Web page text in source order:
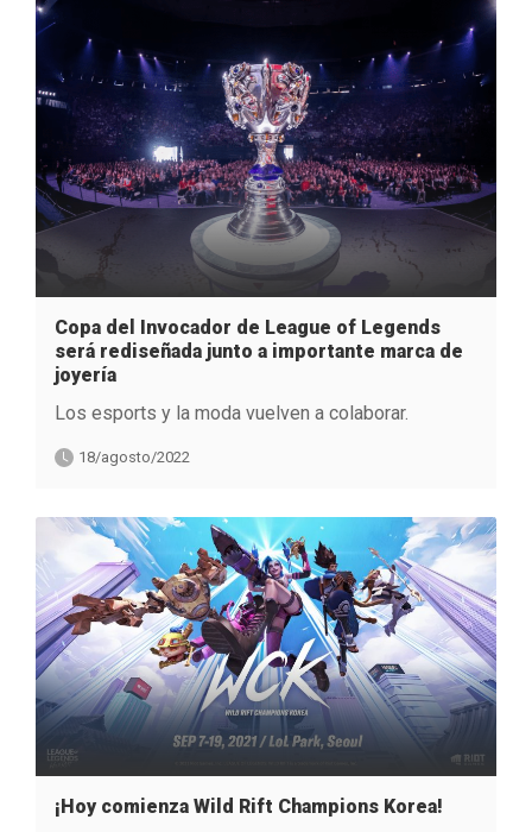
Copa del Invocador de League of Legends
será rediseñada junto a importante marca de
joyería
Los esports y la moda vuelven a colaborar.
18/agosto/2022
¡Hoy comienza Wild Rift Champions Korea!